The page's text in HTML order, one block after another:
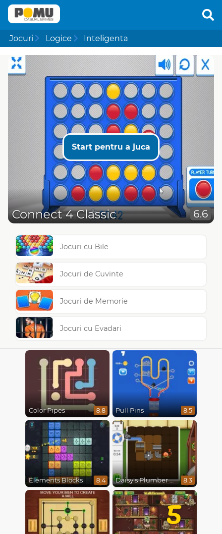
Jocuri Logice Inteligenta
Start pentru a juca
Connect 4 Classic 6.6
Jocuri cu Bile
Jocuri de Cuvinte
Jocuri de Memorie
Jocuri cu Evadari
Color Pipes 8.8 Pull Pins 8.5
Elements Blocks 8.4 Daisy's Plumber Puzzle 8.3
5